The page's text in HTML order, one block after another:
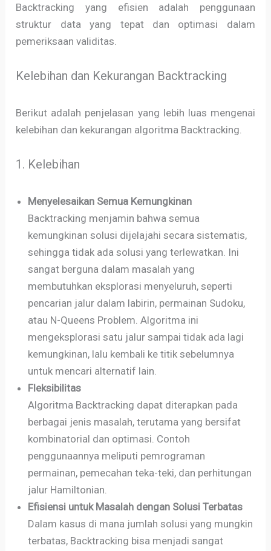
Backtracking yang efisien adalah penggunaan
struktur data yang tepat dan optimasi dalam
pemeriksaan validitas.
Kelebihan dan Kekurangan Backtracking
Berikut adalah penjelasan yang lebih luas mengenai
kelebihan dan kekurangan algoritma Backtracking.
1. Kelebihan
Menyelesaikan Semua Kemungkinan
Backtracking menjamin bahwa semua
kemungkinan solusi dijelajahi secara sistematis,
sehingga tidak ada solusi yang terlewatkan. Ini
sangat berguna dalam masalah yang
membutuhkan eksplorasi menyeluruh, seperti
pencarian jalur dalam labirin, permainan Sudoku,
atau N-Queens Problem. Algoritma ini
mengeksplorasi satu jalur sampai tidak ada lagi
kemungkinan, lalu kembali ke titik sebelumnya
untuk mencari alternatif lain.
Fleksibilitas
Algoritma Backtracking dapat diterapkan pada
berbagai jenis masalah, terutama yang bersifat
kombinatorial dan optimasi. Contoh
penggunaannya meliputi pemrograman
permainan, pemecahan teka-teki, dan perhitungan
jalur Hamiltonian.
Efisiensi untuk Masalah dengan Solusi Terbatas
Dalam kasus di mana jumlah solusi yang mungkin
terbatas, Backtracking bisa menjadi sangat